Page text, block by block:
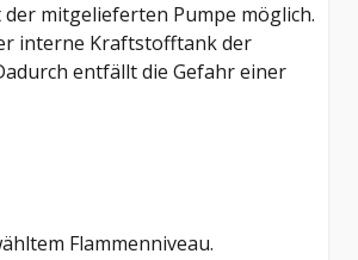
mitgelieferten Pumpe möglich.
interne Kraftstofftank der
entfällt die Gefahr einer
Flammenniveau.